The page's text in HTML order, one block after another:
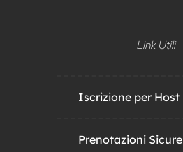
Link Utili
Iscrizione per Host
Prenotazioni Sicure